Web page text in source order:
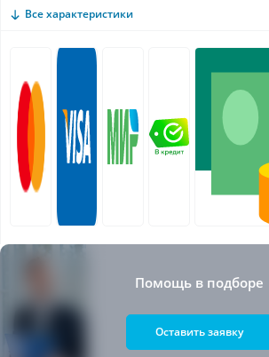
Все характеристики
Помощь в подборе
Оставить заявку